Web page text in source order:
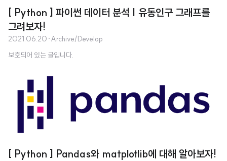
[ Python ] 파이썬 데이터 분석 | 유동인구 그래프를
그려보자!
2021.06.20 ·Archive/Develop
보호되어 있는 글입니다.
[ Python ] Pandas와 matplotlib에 대해 알아보자!